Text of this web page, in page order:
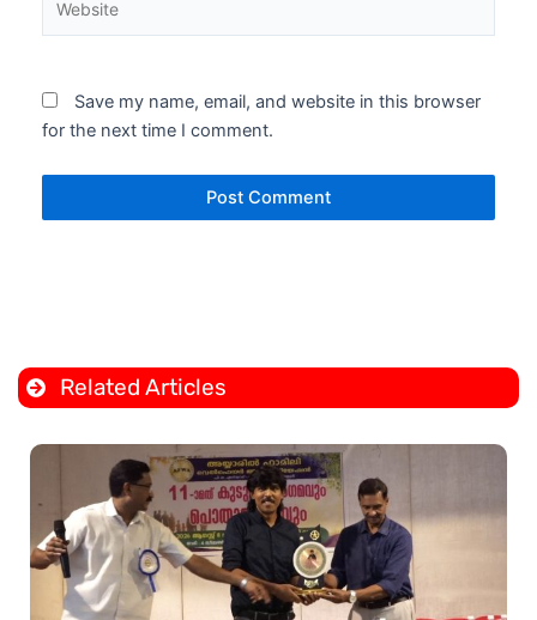
Save my name, email, and website in this browser
for the next time I comment.
Related Articles